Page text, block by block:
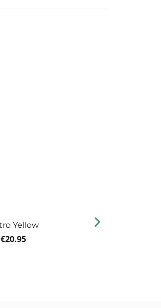
Yellow
€20.95